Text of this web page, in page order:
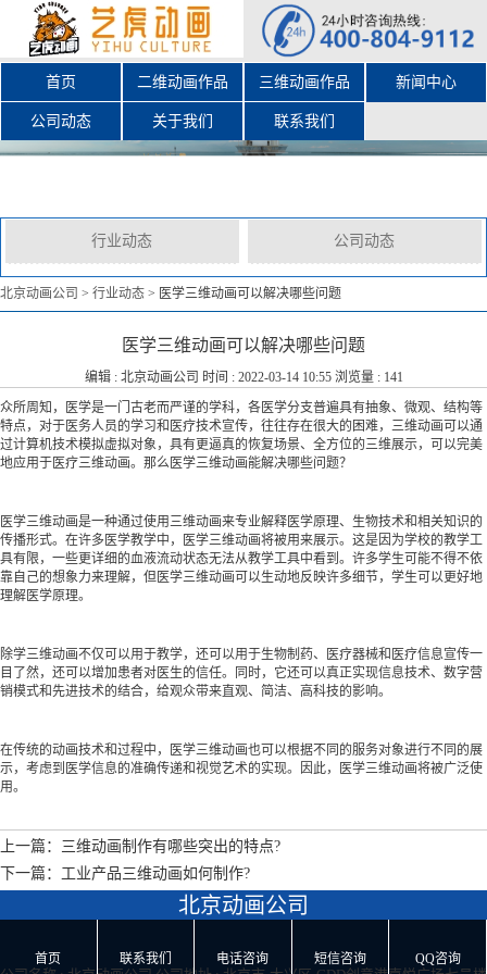
首页 二维动画作品 三维动画作品 新闻中心
公司动态 关于我们 联系我们
行业动态 公司动态
北京动画公司 > 行业动态 > 医学三维动画可以解决哪些问题
医学三维动画可以解决哪些问题
编辑 : 北京动画公司 时间 : 2022-03-14 10:55 浏览量 : 141
众所周知，医学是一门古老而严谨的学科，各医学分支普遍具有抽象、微观、结构等
特点，对于医务人员的学习和医疗技术宣传，往往存在很大的困难，三维动画可以通
过计算机技术模拟虚拟对象，具有更逼真的恢复场景、全方位的三维展示，可以完美
地应用于医疗三维动画。那么医学三维动画能解决哪些问题？
医学三维动画是一种通过使用三维动画来专业解释医学原理、生物技术和相关知识的
传播形式。在许多医学教学中，医学三维动画将被用来展示。这是因为学校的教学工
具有限，一些更详细的血液流动状态无法从教学工具中看到。许多学生可能不得不依
靠自己的想象力来理解，但医学三维动画可以生动地反映许多细节，学生可以更好地
理解医学原理。
除学三维动画不仅可以用于教学，还可以用于生物制药、医疗器械和医疗信息宣传一
目了然，还可以增加患者对医生的信任。同时，它还可以真正实现信息技术、数字营
销模式和先进技术的结合，给观众带来直观、简洁、高科技的影响。
在传统的动画技术和过程中，医学三维动画也可以根据不同的服务对象进行不同的展
示，考虑到医学信息的准确传递和视觉艺术的实现。因此，医学三维动画将被广泛使
用。
上一篇：三维动画制作有哪些突出的特点?
下一篇：工业产品三维动画如何制作?
北京动画公司
首页 联系我们 电话咨询 短信咨询 QQ咨询